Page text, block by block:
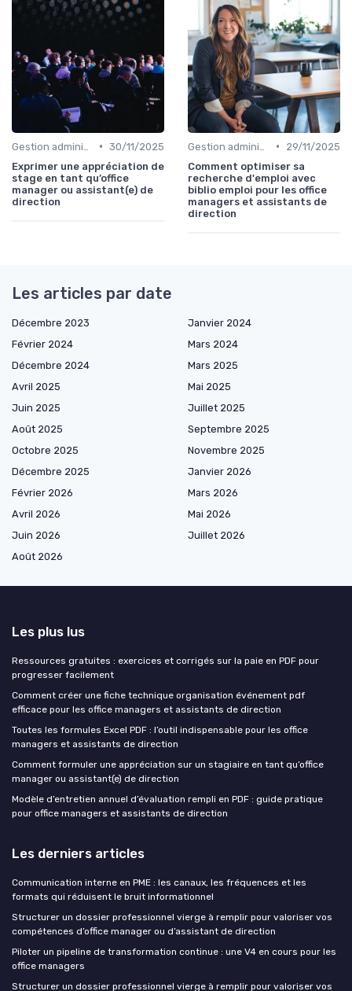
• 30/11/2025
Exprimer une appréciation de
stage en tant qu’office
manager ou assistant(e) de
direction
•
29/11/2025
Comment optimiser sa
recherche d'emploi avec
biblio emploi pour les office
managers et assistants de
direction
Les articles par date
Décembre 2023
Janvier 2024
Février 2024
Mars 2024
Décembre 2024
Mars 2025
Avril 2025
Mai 2025
Juin 2025
Juillet 2025
Août 2025
Septembre 2025
Octobre 2025
Novembre 2025
Décembre 2025
Janvier 2026
Février 2026
Mars 2026
Avril 2026
Mai 2026
Juin 2026
Juillet 2026
Août 2026
Les plus lus
Ressources gratuites : exercices et corrigés sur la paie en PDF pour
progresser facilement
Comment créer une fiche technique organisation événement pdf
efficace pour les office managers et assistants de direction
Toutes les formules Excel PDF : l’outil indispensable pour les office
managers et assistants de direction
Comment formuler une appréciation sur un stagiaire en tant qu’office
manager ou assistant(e) de direction
Modèle d’entretien annuel d’évaluation rempli en PDF : guide pratique
pour office managers et assistants de direction
Les derniers articles
Communication interne en PME : les canaux, les fréquences et les
formats qui réduisent le bruit informationnel
Structurer un dossier professionnel vierge à remplir pour valoriser vos
compétences d’office manager ou d’assistant de direction
Piloter un pipeline de transformation continue : une V4 en cours pour les
office managers
Structurer un dossier professionnel vierge à remplir pour valoriser vos